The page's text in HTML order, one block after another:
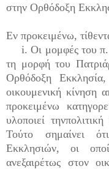
στην Ορθόδοξη
Εν προκειμένω,
i. Οι μομφές του π.
τη μορφή του
Ορθόδοξη
οικουμενική κίνηση
προκειμένω
υλοποιεί
Τούτο σημαίνει
Εκκλησιών, οι
ανεξαιρέτως στον